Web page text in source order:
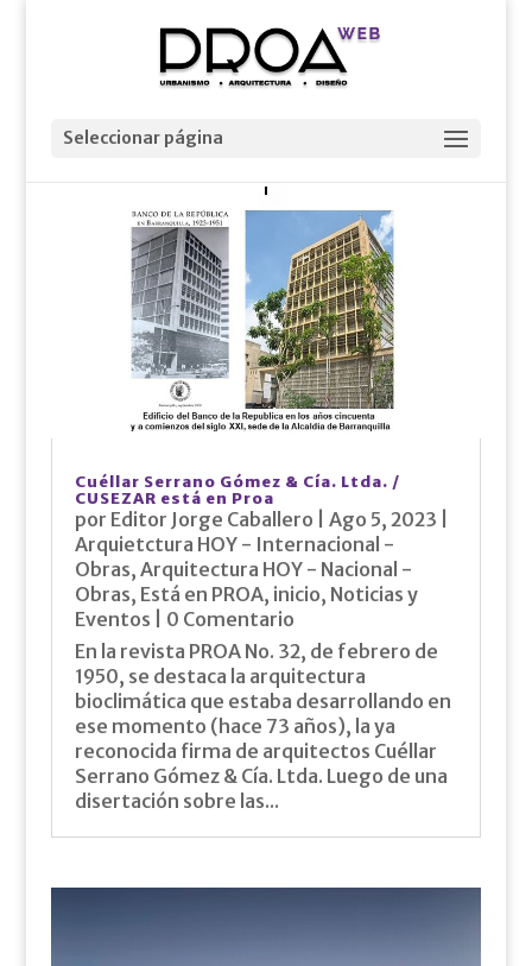
Seleccionar página
Cuéllar Serrano Gómez & Cía. Ltda. /
CUSEZAR está en Proa
por Editor Jorge Caballero Ago 5, 2023
Arquietctura HOY - Internacional -
Obras, Arquitectura HOY - Nacional -
Obras, Está en PROA, inicio, Noticias y
Eventos | 0 Comentario
En la revista PROA No. 32, de febrero de
1950, se destaca la arquitectura
bioclimática que estaba desarrollando en
ese momento (hace 73 años), la ya
reconocida firma de arquitectos Cuéllar
Serrano Gómez & Cía. Ltda. Luego de una
disertación sobre las...